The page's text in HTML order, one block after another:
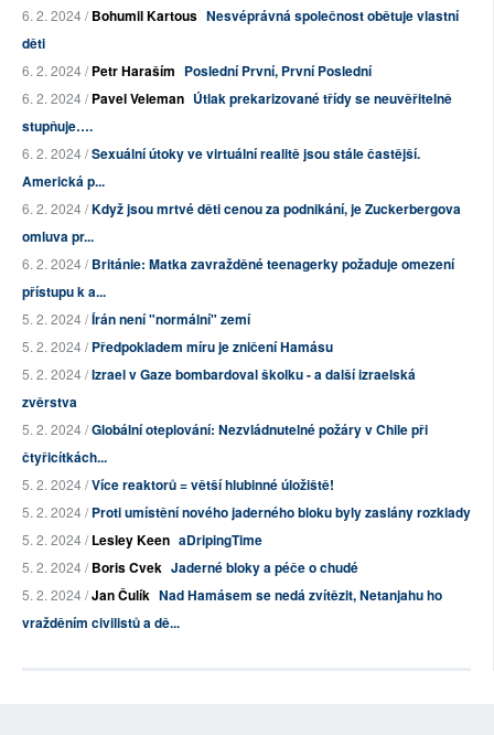
6. 2. 2024 /Bohumil Kartous Nesvéprávná společnost obětuje vlastní
děti
6. 2. 2024 /Petr Haraším Poslední První, První Poslední
6. 2. 2024 /Pavel Veleman Útlak prekarizované třídy se neuvěřitelně
stupňuje….
6. 2. 2024 /Sexuální útoky ve virtuální realitě jsou stále častější.
Americká p...
6. 2. 2024 /Když jsou mrtvé děti cenou za podnikání, je Zuckerbergova
omluva pr...
6. 2. 2024 /Británie: Matka zavražděné teenagerky požaduje omezení
přístupu k a...
5. 2. 2024 /Írán není "normální" zemí
5. 2. 2024 /Předpokladem míru je zničení Hamásu
5. 2. 2024 /Izrael v Gaze bombardoval školku - a další izraelská
zvěrstva
5. 2. 2024 /Globální oteplování: Nezvládnutelné požáry v Chile při
čtyřicítkách...
5. 2. 2024 /Více reaktorů = větší hlubinné úložiště!
5. 2. 2024 /Proti umístění nového jaderného bloku byly zaslány rozklady
5. 2. 2024 /Lesley Keen aDripingTime
5. 2. 2024 /Boris Cvek Jaderné bloky a péče o chudé
5. 2. 2024 /Jan Čulík Nad Hamásem se nedá zvítězit, Netanjahu ho
vražděním civilistů a dě...